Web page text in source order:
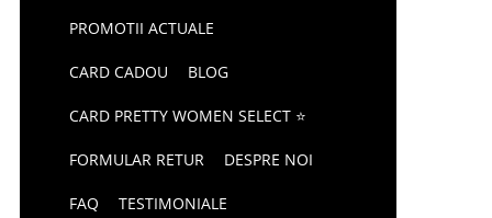
PROMOTII ACTUALE
CARD CADOU BLOG
CARD PRETTY WOMEN SELECT ⭐
FORMULAR RETUR DESPRE NOI
FAQ TESTIMONIALE